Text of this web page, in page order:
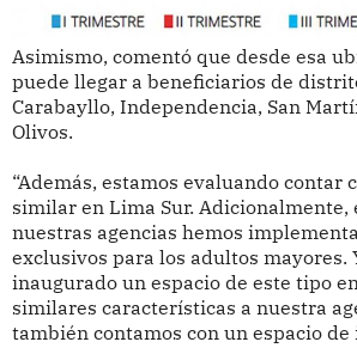
Asimismo, comentó que desde esa
puede llegar a beneficiarios de
Carabayllo, Independencia, San
Olivos.
“Además, estamos evaluando contar
similar en Lima Sur. Adicionalmente,
nuestras agencias hemos
exclusivos para los adultos mayores.
inaugurado un espacio de este tipo
similares características a nuestra
también contamos con un espacio de